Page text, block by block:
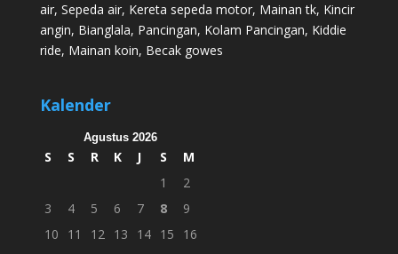
air, Sepeda air, Kereta sepeda motor, Mainan tk, Kincir
angin, Bianglala, Pancingan, Kolam Pancingan, Kiddie
ride, Mainan koin, Becak gowes
Kalender
Agustus 2026
S S R K J S
M
1
2
3
4 5 6 7 8
9
10
11 12 13 14 15
16